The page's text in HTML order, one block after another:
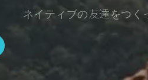
ネイティブの友達をつ